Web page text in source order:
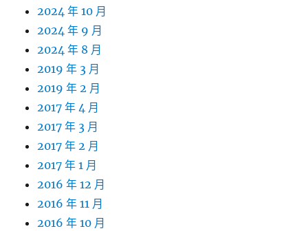
2024 年 10 月
2024 年 9 月
2024 年 8 月
2019 年 3 月
2019 年 2 月
2017 年 4 月
2017 年 3 月
2017 年 2 月
2017 年 1 月
2016 年 12 月
2016 年 11 月
2016 年 10 月